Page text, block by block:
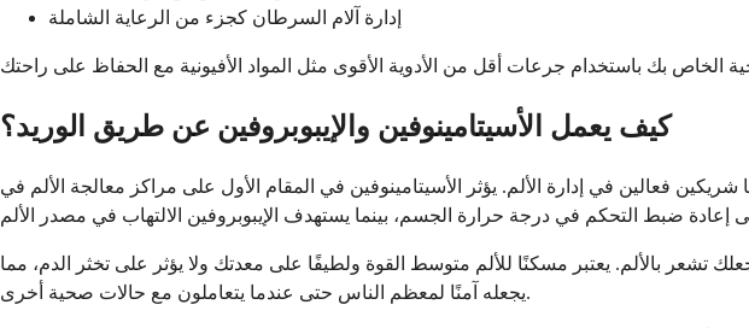
إدارة آلام السرطان كجزء من الرعاية الشاملة
كيف يعمل الأسيتامينوفين والإيبوبروفين عن طريق الوريد؟
فعالين في إدارة الألم. يؤثر الأسيتامينوفين في المقام الأول على مراكز معالجة الألم في
إلى دماغك في غضون 15-30 دقيقة ويمنع إشارات معينة تجعلك تشعر بالألم. يعتبر مسكنًا للألم متوسط ​​القوة ولطيفًا على معدتك ولا يؤثر على تخثر الدم، مما
يجعله آمنًا لمعظم الناس حتى عندما يتعاملون مع حالات صحية أخرى.